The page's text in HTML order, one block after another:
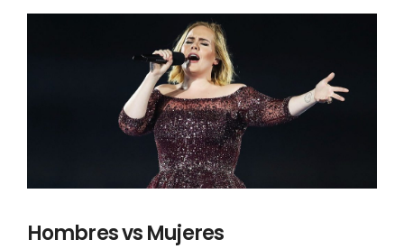
Hombres vs Mujeres